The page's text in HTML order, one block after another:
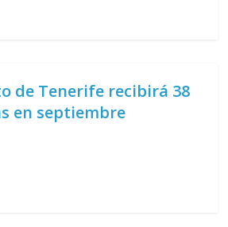
de Tenerife recibirá 38
en septiembre